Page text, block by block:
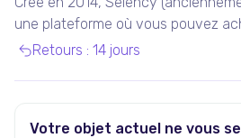
une plateforme où vous pouvez
mobilier et des décorations
Retours : 14 jours
Votre objet actuel ne vous